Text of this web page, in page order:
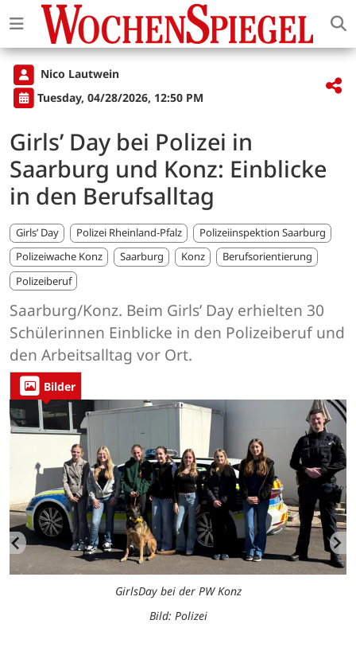
Nico Lautwein
Tuesday, 04/28/2026, 12:50 PM
Girls’ Day bei Polizei in
Saarburg und Konz: Einblicke
in den Berufsalltag
Girls’ Day Polizei Rheinland-Pfalz
Polizeiinspektion Saarburg
Polizeiwache Konz
Saarburg Konz
Berufsorientierung
Polizeiberuf
Saarburg/Konz. Beim Girls’ Day erhielten 30
Schülerinnen Einblicke in den Polizeiberuf und
den Arbeitsalltag vor Ort.
Bilder
GirlsDay bei der PW Konz
Bild: Polizei